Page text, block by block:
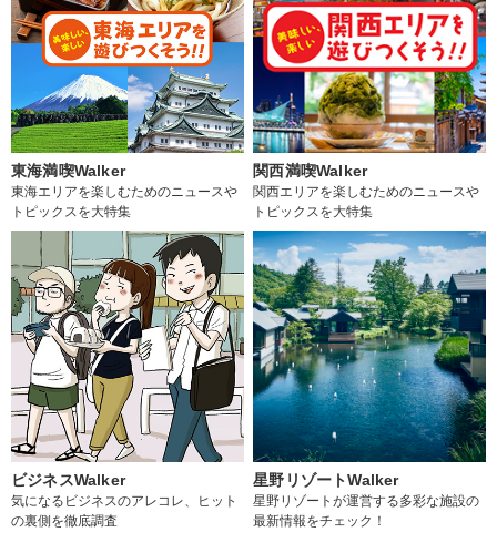
東海満喫Walker
東海エリアを楽しむためのニュースや
トピックスを大特集
関西満喫Walker
関西エリアを楽しむためのニュースや
トピックスを大特集
ビジネスWalker
気になるビジネスのアレコレ、ヒット
の裏側を徹底調査
星野リゾートWalker
星野リゾートが運営する多彩な施設の
最新情報をチェック！